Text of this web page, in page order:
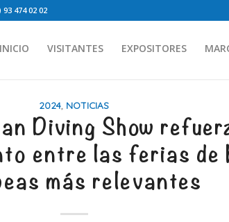
474 02 02
INICIO VISITANTES EXPOSITORES
2024, NOTICIAS
Diving Show
entre las ferias de
más relevantes